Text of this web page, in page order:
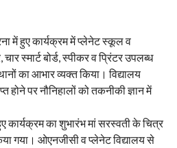
में हुए कार्यक्रम में प्लेनेट स्कूल व
स्मार्ट बोर्ड, स्पीकर व प्रिंटर उपलब्ध
का आभार व्यक्त किया। विद्यालय
पर नौनिहालों को तकनीकी ज्ञान में
कार्यक्रम का शुभारंभ मां सरस्वती के चित्र
गया। ओएनजीसी व प्लेनेट विद्यालय से